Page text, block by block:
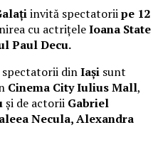
invită spectatoriipe 12
cu actrițeleIoana State
Paul Decu.
spectatorii dinIași sunt
Cinema City Iulius Mall,
și de actorii Gabriel
Necula, Alexandra